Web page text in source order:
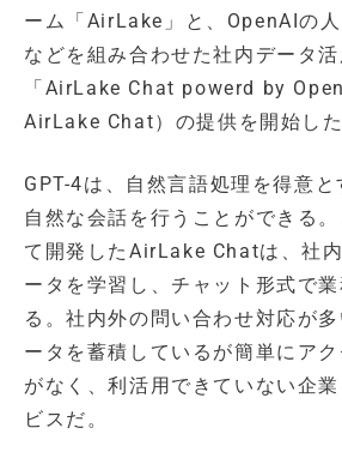
ーム「AirLake」と、OpenAIの人
などを組み合わせた社内データ
「AirLake Chat powerd by
AirLake Chat）の提供を開始した
GPT-4は、自然言語処理を得意と
自然な会話を行うことができる
て開発したAirLake Chatは、社
ータを学習し、チャット形式で
る。社内外の問い合わせ対応が
ータを蓄積しているが簡単にア
がなく、利活用できていない企
ビスだ。